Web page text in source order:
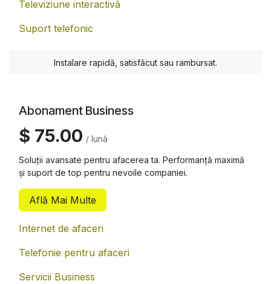
Televiziune interactivă
Suport telefonic
Instalare rapidă, satisfăcut sau rambursat.
Abonament Business
$ 75.00 / lună
Soluții avansate pentru afacerea ta. Performanță maximă
și suport de top pentru nevoile companiei.
Află Mai Multe
Internet de afaceri
Telefonie pentru afaceri
Servicii Business